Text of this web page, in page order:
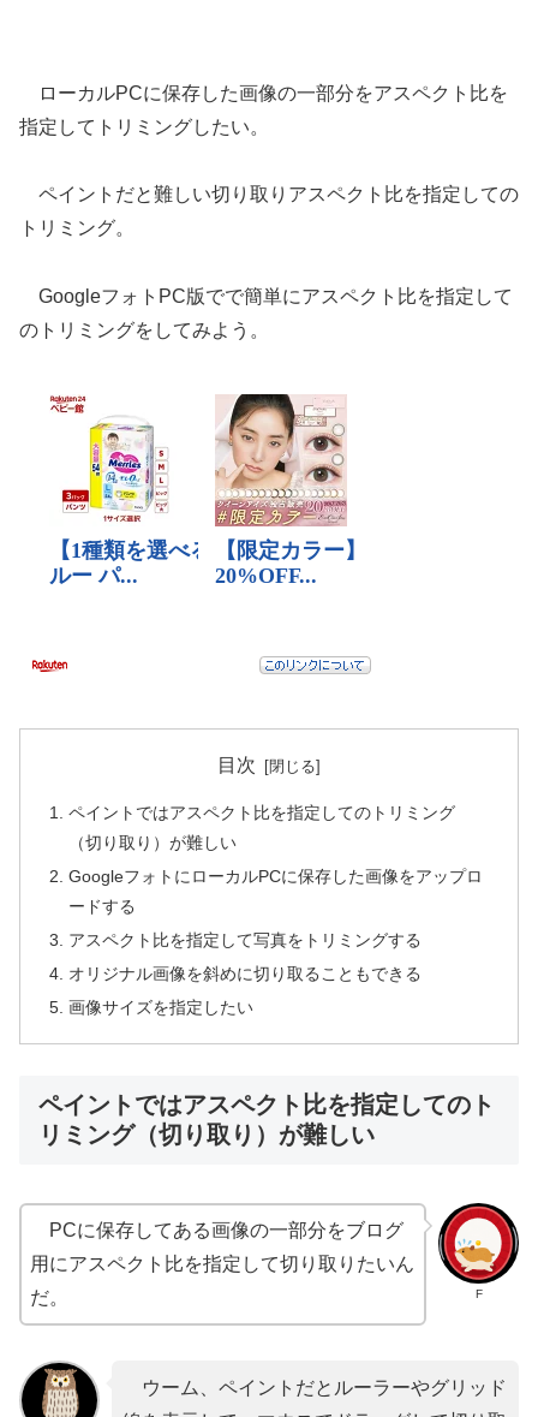
ローカルPCに保存した画像の一部分をアスペクト比を
指定してトリミングしたい。
ペイントだと難しい切り取りアスペクト比を指定しての
トリミング。
GoogleフォトPC版でで簡単にアスペクト比を指定して
のトリミングをしてみよう。
目次
ペイントではアスペクト比を指定してのトリミング
（切り取り）が難しい
GoogleフォトにローカルPCに保存した画像をアップロ
ードする
アスペクト比を指定して写真をトリミングする
オリジナル画像を斜めに切り取ることもできる
画像サイズを指定したい
ペイントではアスペクト比を指定してのト
リミング（切り取り）が難しい
F
PCに保存してある画像の一部分をブログ
用にアスペクト比を指定して切り取りたいん
だ。
ウーム、ペイントだとルーラーやグリッド